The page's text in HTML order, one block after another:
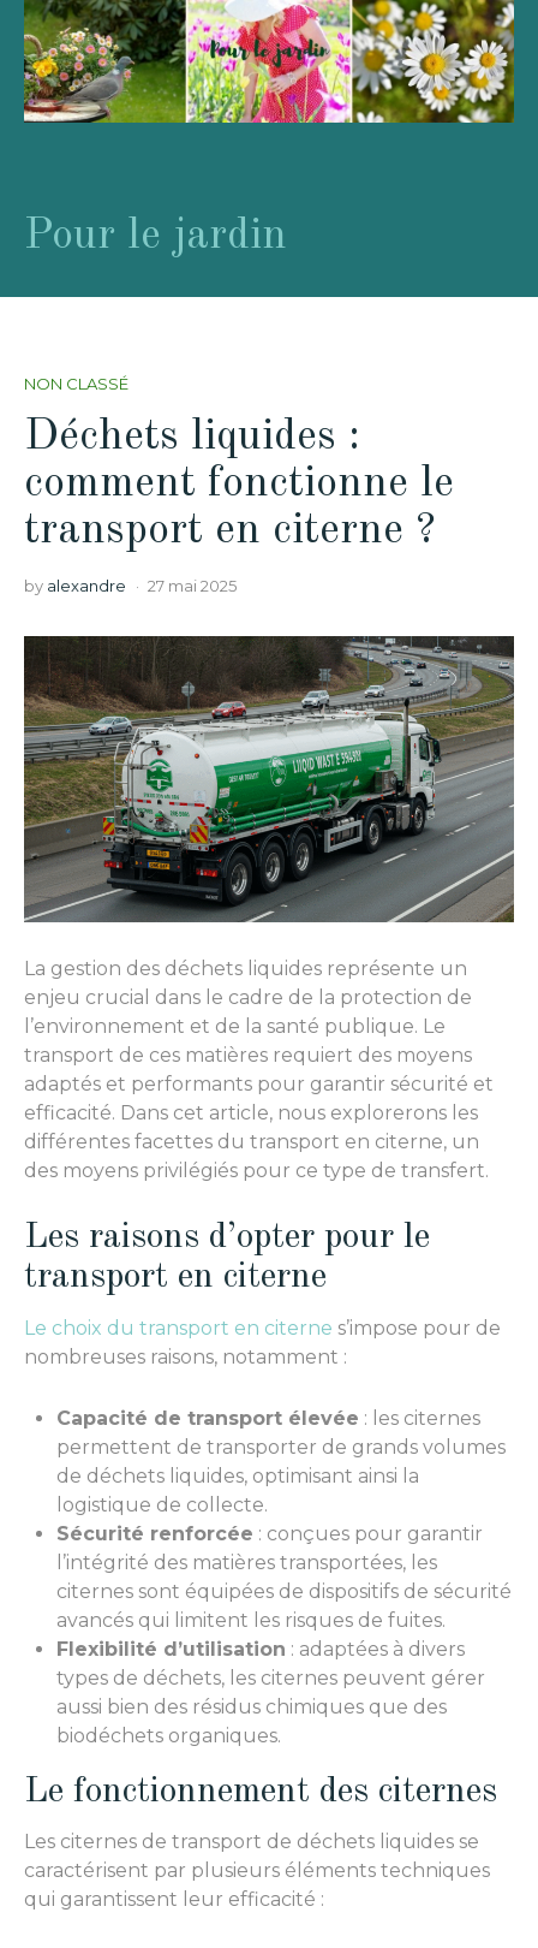
Pour le jardin
NON CLASSÉ
Déchets liquides :
comment fonctionne le
transport en citerne ?
by alexandre 27 mai 2025
La gestion des déchets liquides représente un
enjeu crucial dans le cadre de la protection de
l’environnement et de la santé publique. Le
transport de ces matières requiert des moyens
adaptés et performants pour garantir sécurité et
efficacité. Dans cet article, nous explorerons les
différentes facettes du transport en citerne, un
des moyens privilégiés pour ce type de transfert.
Les raisons d’opter pour le
transport en citerne
Le choix du transport en citerne s’impose pour de
nombreuses raisons, notamment :
Capacité de transport élevée : les citernes
permettent de transporter de grands volumes
de déchets liquides, optimisant ainsi la
logistique de collecte.
Sécurité renforcée : conçues pour garantir
l’intégrité des matières transportées, les
citernes sont équipées de dispositifs de sécurité
avancés qui limitent les risques de fuites.
Flexibilité d’utilisation : adaptées à divers
types de déchets, les citernes peuvent gérer
aussi bien des résidus chimiques que des
biodéchets organiques.
Le fonctionnement des citernes
Les citernes de transport de déchets liquides se
caractérisent par plusieurs éléments techniques
qui garantissent leur efficacité :